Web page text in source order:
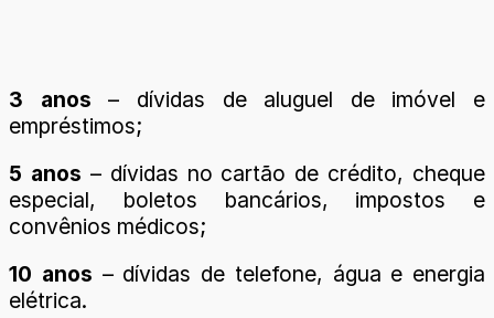
3 anos – dívidas de aluguel de imóvel e
empréstimos;
5 anos – dívidas no cartão de crédito, cheque
especial, boletos bancários, impostos e
convênios médicos;
10 anos – dívidas de telefone, água e energia
elétrica.